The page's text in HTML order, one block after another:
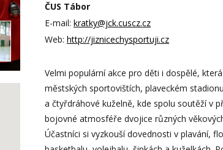
ČUS Tábor
E-mail: kratky@jck.cuscz.cz
Web: http://jiznicechysportuji.cz
Velmi populární akce pro děti i dospělé,
městských sportovištích, plaveckém
a čtyřdráhové kuželně, kde spolu soutěží v
bojovné atmosféře dvojice různých
Účastníci si vyzkouší dovednosti v plavání,